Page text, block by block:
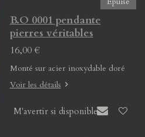
B.O 0001 pendante
pierres véritables
16,00 €
Monté sur acier inoxydable doré
Voir les détails
M'avertir si disponible